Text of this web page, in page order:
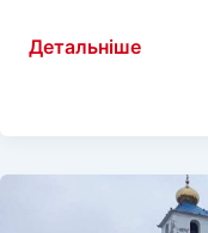
Ситуацію
генічани
Детальніше